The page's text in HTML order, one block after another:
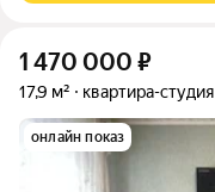
1 470 000 ₽
17,9 м² квартира-студия
онлайн показ